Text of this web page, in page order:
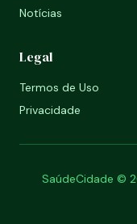
Notícias
Legal
Termos de Uso
Privacidade
SaúdeCidade ©